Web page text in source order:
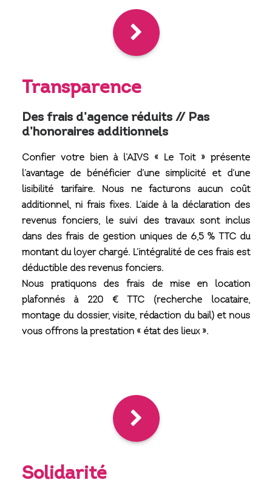
Transparence
Des frais d’agence réduits // Pas
d’honoraires additionnels
Confier votre bien à l’AIVS « Le Toit » présente
l’avantage de bénéficier d’une simplicité et d’une
lisibilité tarifaire. Nous ne facturons aucun coût
additionnel, ni frais fixes. L’aide à la déclaration des
revenus fonciers, le suivi des travaux sont inclus
dans des frais de gestion uniques de 6,5 % TTC du
montant du loyer chargé. L’intégralité de ces frais est
déductible des revenus fonciers.
Nous pratiquons des frais de mise en location
plafonnés à 220 € TTC (recherche locataire,
montage du dossier, visite, rédaction du bail) et nous
vous offrons la prestation « état des lieux ».
Solidarité